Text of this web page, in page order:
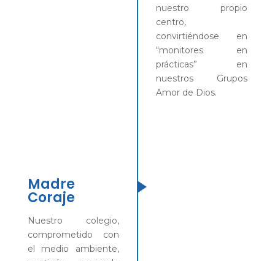
nuestro propio
centro,
convirtiéndose en
“monitores en
prácticas” en
nuestros Grupos
Amor de Dios.
Madre
Coraje
Nuestro colegio,
comprometido con
el medio ambiente,